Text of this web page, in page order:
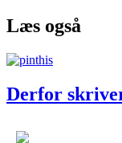
Læs også
Derfor